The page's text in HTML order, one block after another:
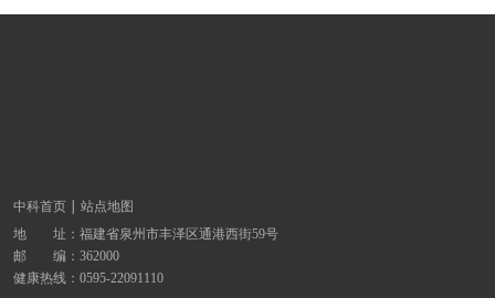
中科首页
站点地图
地 址： 福建省泉州市丰泽区通港西街59号
邮 编：362000
健康热线： 0595-22091110